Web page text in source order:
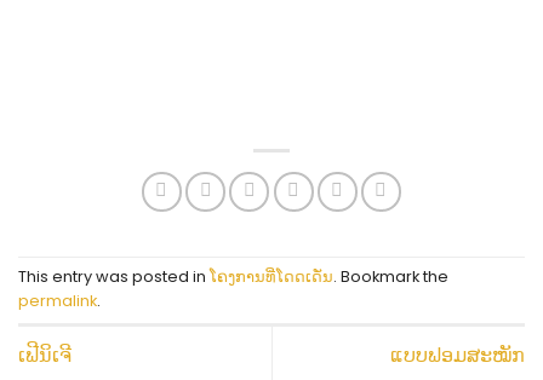
This entry was posted inໂຄງການທີ່ໂດດເດັ່ນ. Bookmark the
permalink.
ເຟີນິເຈີ ແບບຟອມສະໝັກ